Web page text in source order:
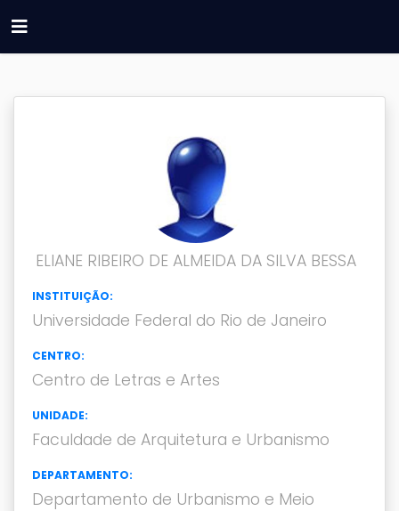
ELIANE RIBEIRO DE ALMEIDA DA SILVA BESSA
INSTITUIÇÃO:
Universidade Federal do Rio de Janeiro
CENTRO:
Centro de Letras e Artes
UNIDADE:
Faculdade de Arquitetura e Urbanismo
DEPARTAMENTO:
Departamento de Urbanismo e Meio